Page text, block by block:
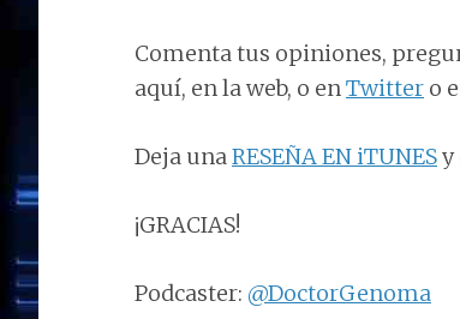
Comenta tus opiniones,
aquí, en la web, o enTwitter o
Deja unaRESEÑA EN iTUNESy
¡GRACIAS!
Podcaster: @DoctorGenoma